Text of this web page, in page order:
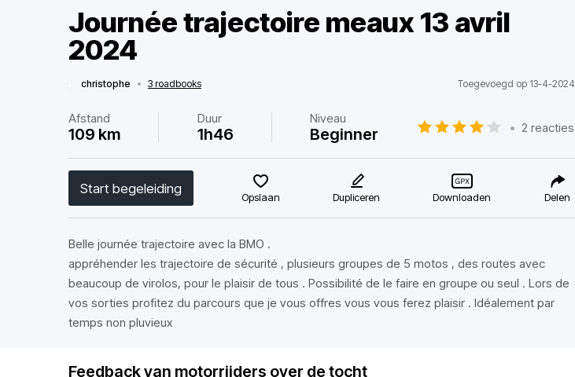
Journée trajectoire meaux 13 avril
2024
christophe • 3 roadbooks Toegevoegd op 13-4-2024
Afstand
109 km
Duur
1h46
Niveau
Beginner • 2 reacties
Start begeleiding
Opslaan Dupliceren Downloaden Delen
Belle journée trajectoire avec la BMO .
appréhender les trajectoire de sécurité , plusieurs groupes de 5 motos , des routes avec
beaucoup de virolos, pour le plaisir de tous . Possibilité de le faire en groupe ou seul . Lors de
vos sorties profitez du parcours que je vous offres vous vous ferez plaisir . Idéalement par
temps non pluvieux
Feedback van motorrijders over de tocht